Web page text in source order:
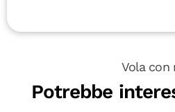
Vola con
Potrebbe